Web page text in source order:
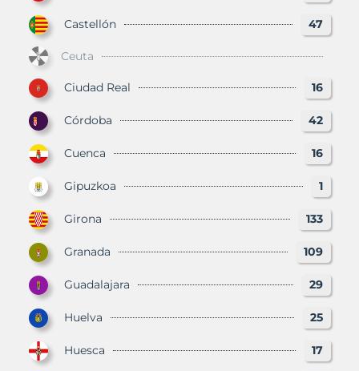
Castellón 47
Ceuta
Ciudad Real 16
Córdoba 42
Cuenca 16
Gipuzkoa 1
Girona 133
Granada 109
Guadalajara 29
Huelva 25
Huesca 17